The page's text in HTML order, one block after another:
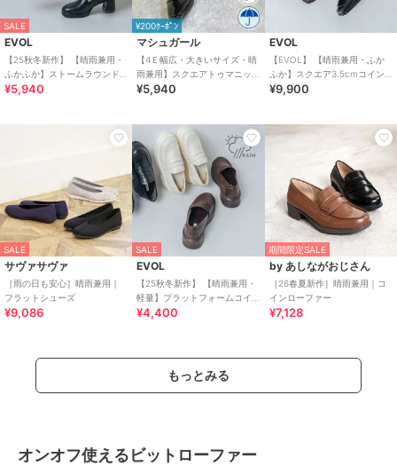
SALE
EVOL
【25秋冬新作】 【晴雨兼用・
ふかふか】ストームラウンド
6.5cmコインローファー
¥5,940
¥200ｸｰﾎﾟﾝ
マシュガール
【4Ｅ幅広・大きいサイズ・晴
雨兼用】スクエアトゥマニッ
シュローファー
¥5,940
EVOL
【EVOL】 【晴雨兼用・ふか
ふか】スクエア3.5cmコイン
ローファー IZ5786
¥9,900
SALE
サヴァサヴァ
［雨の日も安心］晴雨兼用｜
フラットシューズ
¥9,086
SALE
EVOL
【25秋冬新作】 【晴雨兼用・
軽量】プラットフォームコイ
ンローファー IZ5788
¥4,400
期間限定SALE
by あしながおじさん
［26春夏新作］晴雨兼用｜コ
インローファー
¥7,128
もっとみる
オンオフ使えるビットローファー